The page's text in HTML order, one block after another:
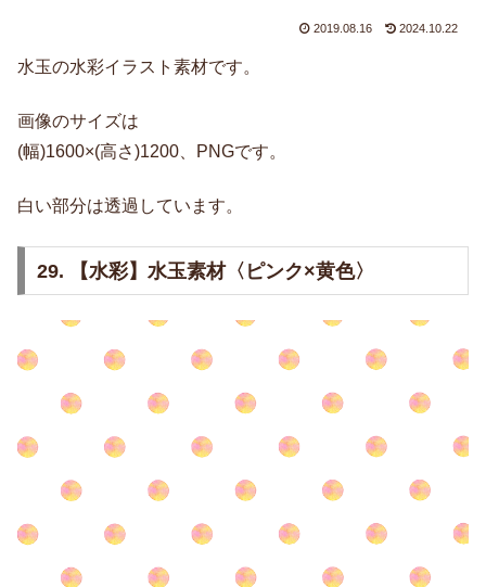
2019.08.16 2024.10.22
水玉の水彩イラスト素材です。
画像のサイズは
(幅)1600×(高さ)1200、PNGです。
白い部分は透過しています。
29. 【水彩】水玉素材〈ピンク×黄色〉